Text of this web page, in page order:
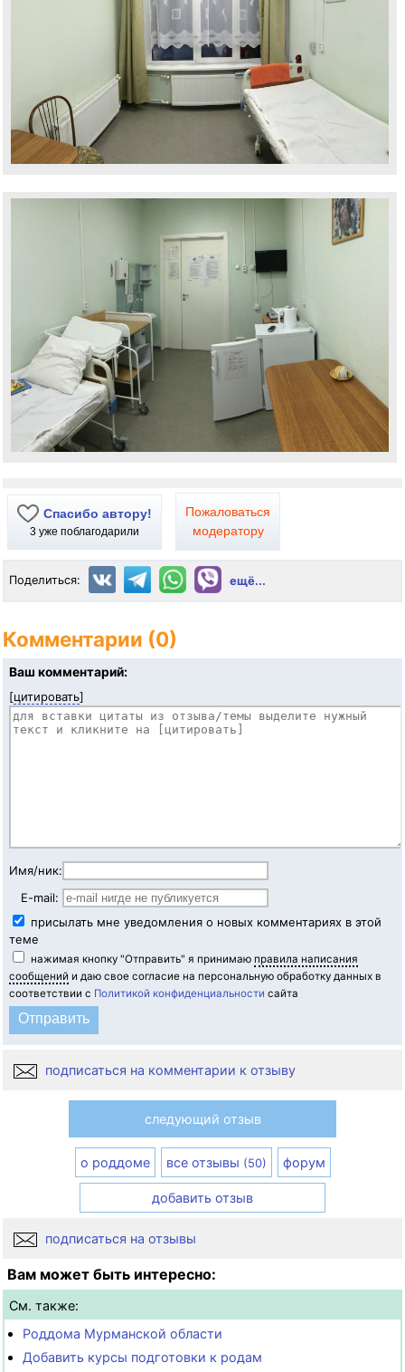
Спасибо автору!
3 уже поблагодарили
Пожаловаться
модератору
Поделиться: ещё...
Комментарии (0)
Ваш комментарий:
[цитировать]
Имя/ник:
E-mail:
присылать мне уведомления о новых комментариях в этой
теме
нажимая кнопку "Отправить" я принимаю правила написания
сообщений и даю свое согласие на персональную обработку данных в
соответствии с Политикой конфиденциальности сайта
подписаться на комментарии к отзыву
следующий отзыв
о роддоме все отзывы (50) форум
добавить отзыв
подписаться на отзывы
Вам может быть интересно:
См. также:
Роддома Мурманской области
Добавить курсы подготовки к родам